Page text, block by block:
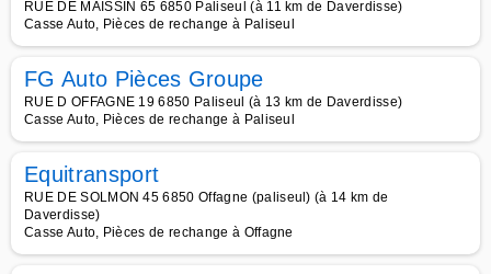
RUE DE MAISSIN 65 6850 Paliseul (à 11 km de Daverdisse)
Casse Auto, Pièces de rechange à Paliseul
FG Auto Pièces Groupe
RUE D OFFAGNE 19 6850 Paliseul (à 13 km de Daverdisse)
Casse Auto, Pièces de rechange à Paliseul
Equitransport
RUE DE SOLMON 45 6850 Offagne (paliseul) (à 14 km de
Daverdisse)
Casse Auto, Pièces de rechange à Offagne